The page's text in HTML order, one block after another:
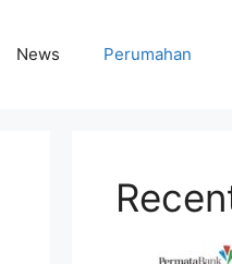
News Perumahan